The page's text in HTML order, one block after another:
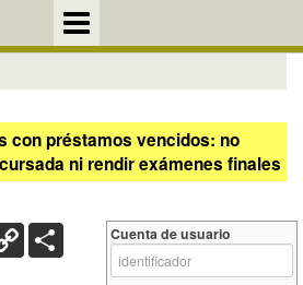
con préstamos vencidos: no
ni rendir exámenes finales
Copy
Link
Cuenta de usuario